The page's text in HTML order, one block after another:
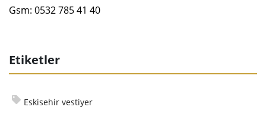
Gsm: 0532 785 41 40
Etiketler
Eskisehir vestiyer